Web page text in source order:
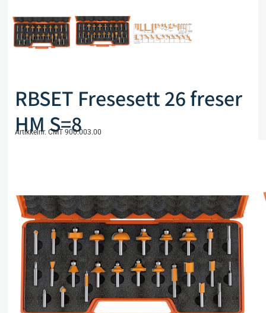
RBSET Fresesett 26 freser
HM S=8
Artikkelnr. CMT 900.003.00
Sammenlign
Legg i ønskeliste
Beskrivelse
Spesifikasjoner